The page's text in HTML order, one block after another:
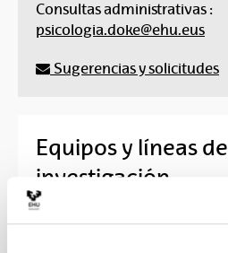
Consultas administrativas :
psicologia.doke@ehu.eus
Sugerencias y solicitudes
Equipos y líneas de
investigación